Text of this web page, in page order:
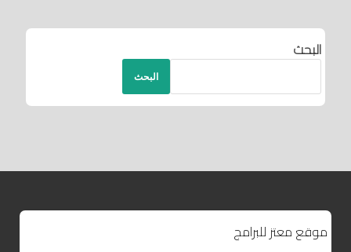
البحث
البحث
موقع معتز للبرامج